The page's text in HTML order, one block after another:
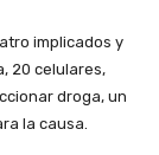
implicados y
20 celulares,
droga, un
la causa.